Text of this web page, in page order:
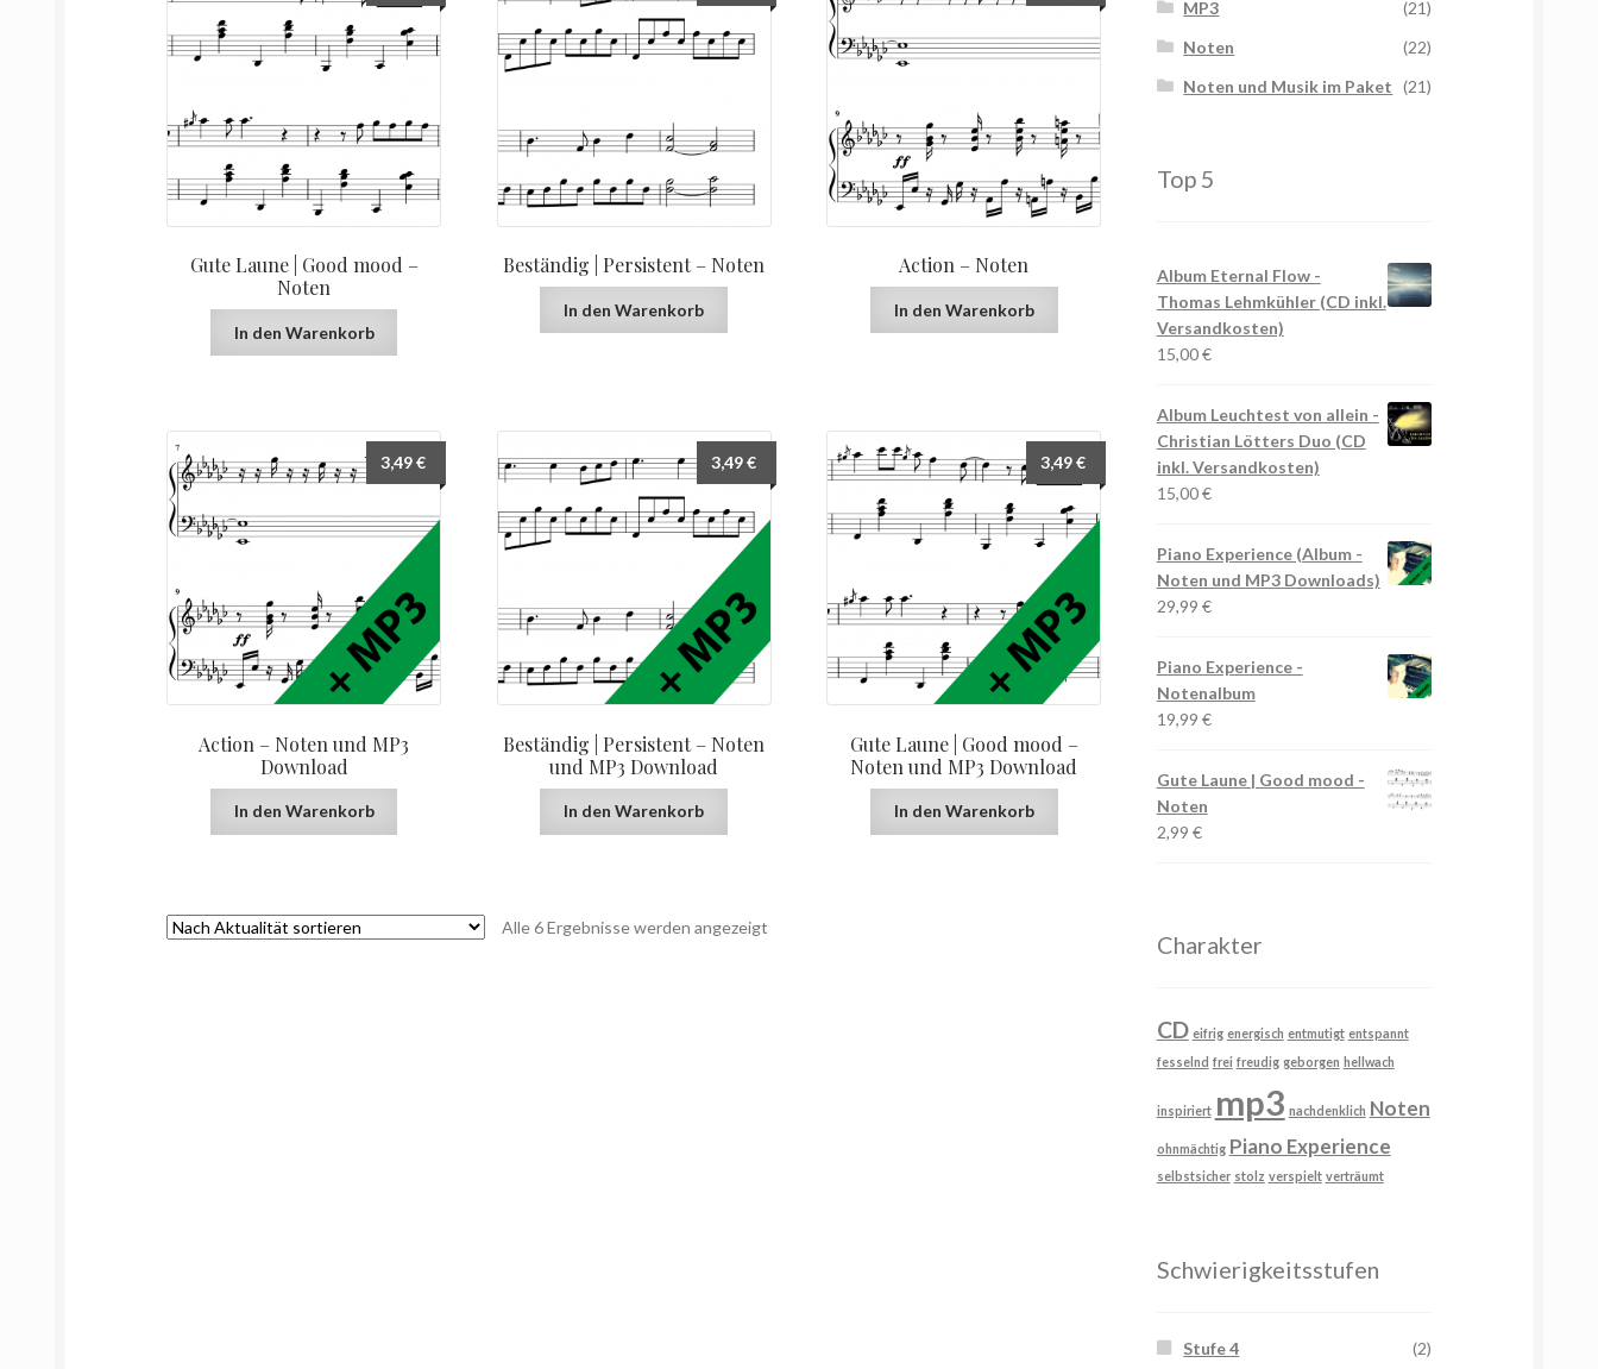
Gute Laune | Good mood –
Noten
In den Warenkorb
Beständig | Persistent – Noten
In den Warenkorb
Action – Noten
In den Warenkorb
Action – Noten und MP3
Download
3,49€
In den Warenkorb
Beständig | Persistent – Noten
und MP3 Download
3,49€
In den Warenkorb
Gute Laune | Good mood –
Noten und MP3 Download
3,49€
In den Warenkorb
Alle 6 Ergebnisse werden angezeigt
MP3
(21)
Noten
(22)
Noten und Musik im Paket (21)
Top 5
Album Eternal Flow -
Thomas Lehmkühler (CD inkl.
Versandkosten)
15,00€
Album Leuchtest von allein -
Christian Lötters Duo (CD
inkl. Versandkosten)
15,00€
Piano Experience (Album -
Noten und MP3 Downloads)
29,99 €
Piano Experience -
Notenalbum
19,99 €
Gute Laune | Good mood -
Noten
2,99 €
Charakter
CD eifrig energisch entmutigt entspannt
fesselnd frei freudig geborgen hellwach
inspiriert mp3 nachdenklich Noten
ohnmächtig Piano Experience
selbstsicher stolz verspielt verträumt
Schwierigkeitsstufen
Stufe 4
(2)